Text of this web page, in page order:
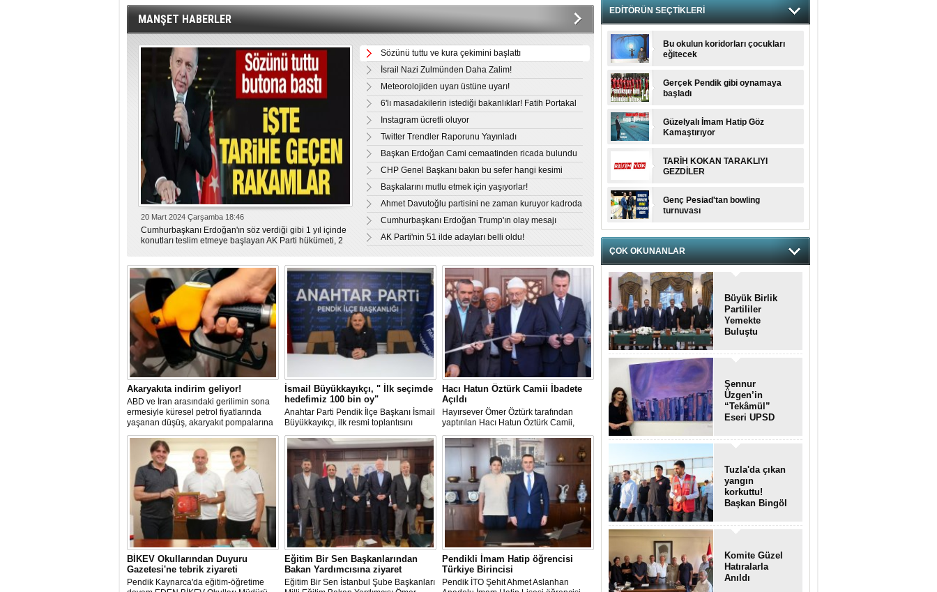
MANŞET HABERLER
20 Mart 2024 Çarşamba 18:46
Cumhurbaşkanı Erdoğan'ın söz verdiği gibi 1 yıl içinde
konutları teslim etmeye başlayan AK Parti hükümeti, 2
14 Ekim 2023 Cumartesi 12:15
Abluka altına aldığı Gazze’yi savaş uçaklarıyla aralıksız
bombalayan işgalciler, dünyanın gözü önünde savaş
suçu işlerken, Nazileri aratmayan görüntüler
sergiliyorlar.
Sözünü tuttu ve kura çekimini başlattı
İsrail Nazi Zulmünden Daha Zalim!
Meteorolojiden uyarı üstüne uyarı!
6'lı masadakilerin istediği bakanlıklar! Fatih Portakal
açıkladı
Instagram ücretli oluyor
Twitter Trendler Raporunu Yayınladı
Başkan Erdoğan Cami cemaatinden ricada bulundu
CHP Genel Başkanı bakın bu sefer hangi kesimi
tehdit etti?
Başkalarını mutlu etmek için yaşıyorlar!
Ahmet Davutoğlu partisini ne zaman kuruyor kadroda
kimler var?
Cumhurbaşkanı Erdoğan Trump'ın olay mesajı
hakkında ilk kez konuştu
AK Parti'nin 51 ilde adayları belli oldu!
Akaryakıta indirim geliyor!
ABD ve İran arasındaki gerilimin sona
ermesiyle küresel petrol fiyatlarında
yaşanan düşüş, akaryakıt pompalarına
yansıyor. Yarından itibaren geçerli
olmak üzere motorinin litre fiyatında
2,95 liralık indirim yapılması bekleniyor.
İsmail Büyükkayıkçı, " İlk seçimde
hedefimiz 100 bin oy"
Anahtar Parti Pendik İlçe Başkanı İsmail
Büyükkayıkçı, ilk resmi toplantısını
medya mensuplarıyla gerçekleştirdi ve
önemli açıklamalarda bulundu.
Hacı Hatun Öztürk Camii İbadete
Açıldı
Hayırsever Ömer Öztürk tarafından
yaptırılan Hacı Hatun Öztürk Camii,
düzenlenen törenle ibadete açıldı.
BİKEV Okullarından Duyuru
Gazetesi'ne tebrik ziyareti
Pendik Kaynarca'da eğitim-öğretime
Eğitim Bir Sen Başkanlarından
Bakan Yardımcısına ziyaret
Eğitim Bir Sen İstanbul Şube Başkanları
Pendikli İmam Hatip öğrencisi
Türkiye Birincisi
Pendik İTO Şehit Ahmet Aslanhan
EDİTÖRÜN SEÇTİKLERİ
Bu okulun koridorları çocukları
eğitecek
Gerçek Pendik gibi oynamaya
başladı
Güzelyalı İmam Hatip Göz
Kamaştırıyor
TARİH KOKAN TARAKLIYI
GEZDİLER
Genç Pesiad'tan bowling
turnuvası
ÇOK OKUNANLAR
Büyük Birlik
Partililer
Yemekte
Buluştu
Şennur
Üzgen’in
“Tekâmül”
Eseri UPSD
Sergisi’nde
Tuzla'da çıkan
yangın
korkuttu!
Başkan Bingöl
Komite Güzel
Hatıralarla
Anıldı